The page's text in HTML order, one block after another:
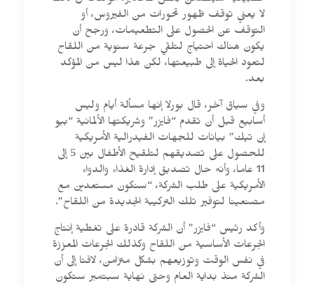
لا يعني توقف ظهور تحورات من الفيروس، أو
التوقف عن الحصول على التطعيمات، ورجح أن
يكون هناك احتياج لتلقي جرعة سنوية من اللقاح
لتعود الحياة إلى طبيعتها، لكن هذا ليس من المؤكد
بعد.
وفي سياق آخر، قال بورلا إنها مسألة أيام وليس
أسابيع قبل أن تقدم “فايزر” وشريكتها الألمانية “بيو
إن تيك” بيانات للجهات الفيدرالية الأمريكية
للحصول على تصديقهم لتلقيح الأطفال بين 5 إلى
11 عاما، وأنه حال تصديق إدارة الغذاء والدواء
الأمريكية على طلب الشركة، “سنكون مستعدين مع
مصنعينا لتوفير تلك التركيبة الجديدة من اللقاح”.
وأكد رئيس “فايزر” أن الشركة قادرة على تغطية إنتاج
الجرعات الأساسية من اللقاح وكذلك الجرعات المعززة
في نفس الوقت وتوزيعهم بشكل متزامن، لافتا إلى أن
الشركة منذ بداية العام وحتى نهاية سبتمبر ستكون